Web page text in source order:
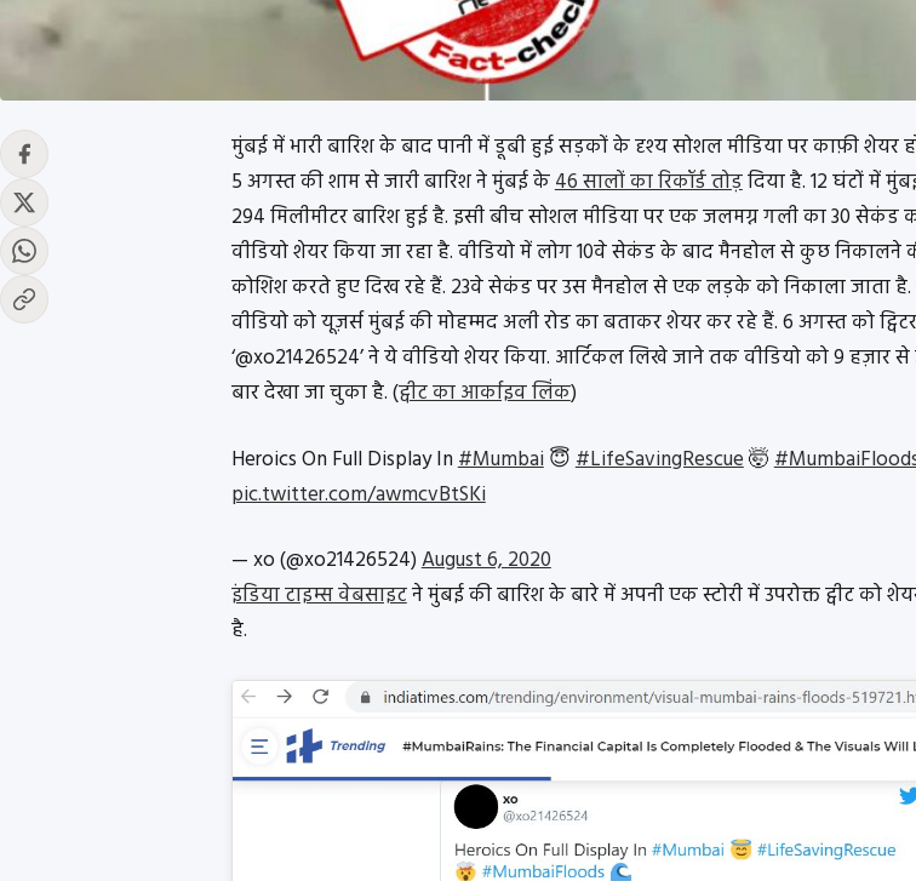
मुंबई में भारी बारिश के बाद पानी में डूबी हुई सड़कों के दृश्य सोशल मीडिया पर काफ़ी शेयर
5 अगस्त की शाम से जारी बारिश ने मुंबई के46 सालों का रिकॉर्ड तोड़दिया है. 12 घंटों में
294 मिलीमीटर बारिश हुई है. इसी बीच सोशल मीडिया पर एक जलमग्न गली का 30 सेकंड
वीडियो शेयर किया जा रहा है. वीडियो में लोग 10वे सेकंड के बाद मैनहोल से कुछ निकालने
कोशिश करते हुए दिख रहे हैं. 23वे सेकंड पर उस मैनहोल से एक लड़के को निकाला जाता
वीडियो को यूज़र्स मुंबई की मोहम्मद अली रोड का बताकर शेयर कर रहे हैं. 6 अगस्त को
‘@xo21426524’ ने ये वीडियो शेयर किया. आर्टिकल लिखे जाने तक वीडियो को 9 हज़ार से
बार देखा जा चुका है. (ट्वीट का आर्काइव लिंक)
Heroics On Full Display In#Mumbai😇#LifeSavingRescue🤯
pic.twitter.com/awmcvBtSKi
— xo (@xo21426524)August 6, 2020
इंडिया टाइम्स वेबसाइटने मुंबई की बारिश के बारे में अपनी एक स्टोरी में उपरोक्त ट्वीट को
है.